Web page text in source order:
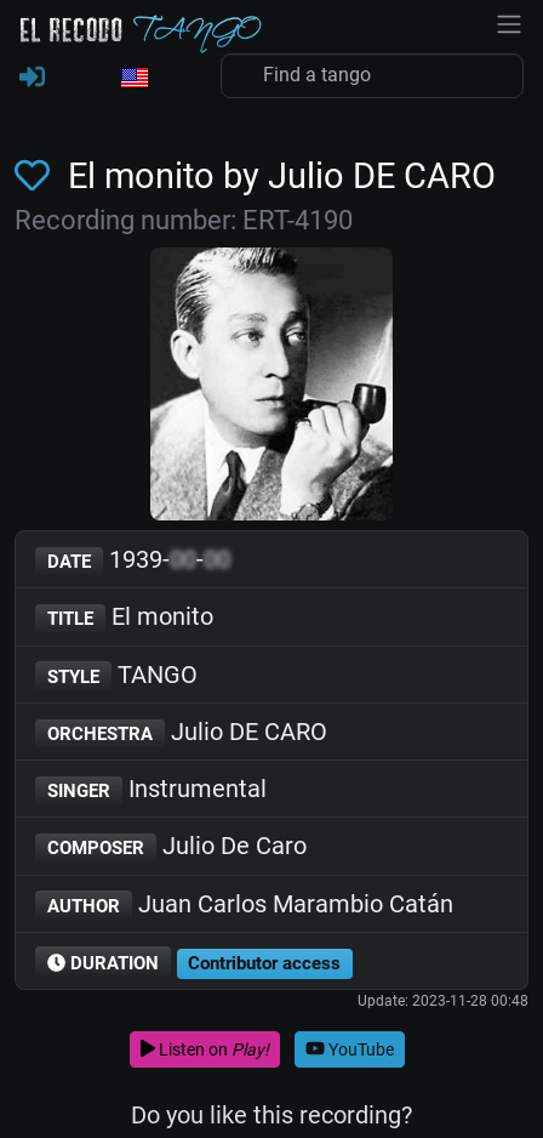
El monito by Julio DE CARO
Recording number: ERT-4190
DATE 1939-00-00
TITLE El monito
STYLE TANGO
ORCHESTRA Julio DE CARO
SINGER Instrumental
COMPOSER Julio De Caro
AUTHOR Juan Carlos Marambio Catán
DURATION Contributor access
Update: 2023-11-28 00:48
Listen on Play! YouTube
Do you like this recording?